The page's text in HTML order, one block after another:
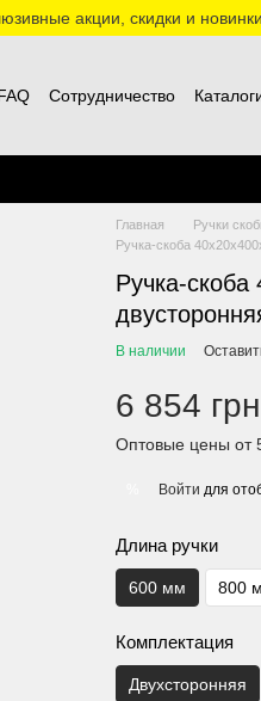
акции, скидки и
Сотрудничество
Главная
Ручки
Ручка-скоба
Ручка-
В наличии
6 854 грн
Оптовые цены от
Войти для
Длина ручки
600 мм 800
Комплектация
Двухсторонняя